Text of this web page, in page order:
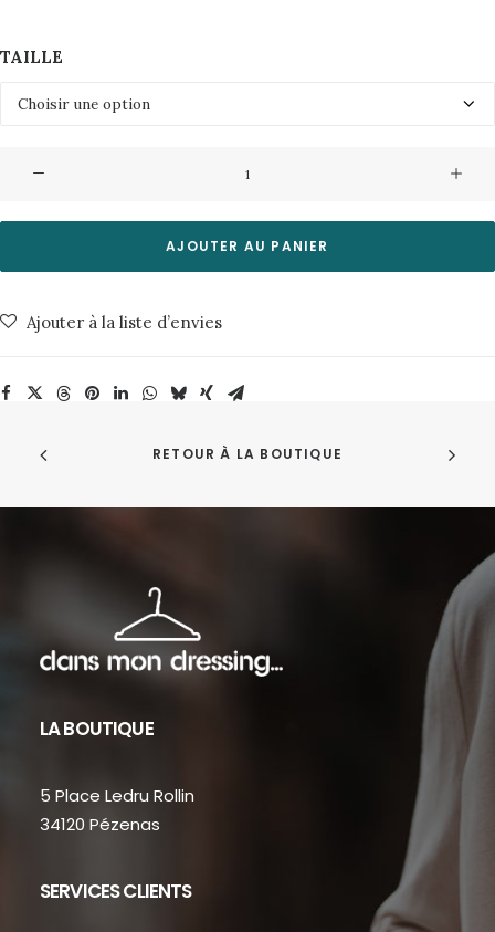
TAILLE
TShirt
4152
Insignia
Minimum
AJOUTER AU PANIER
Ajouter à la liste d’envies
RETOUR À LA BOUTIQUE
LA BOUTIQUE
5 Place Ledru Rollin
34120 Pézenas
SERVICES CLIENTS